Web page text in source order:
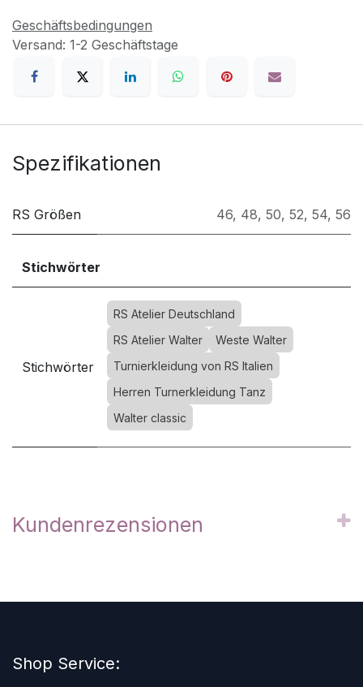
Geschäftsbedingungen
Versand: 1-2 Geschäftstage
Spezifikationen
RS Größen 46, 48, 50, 52, 54, 56
Stichwörter
Stichwörter
RS Atelier Deutschland
RS Atelier Walter
Weste Walter
Turnierkleidung von RS Italien
Herren Turnerkleidung Tanz
Walter classic
Kundenrezensionen
Shop Service: